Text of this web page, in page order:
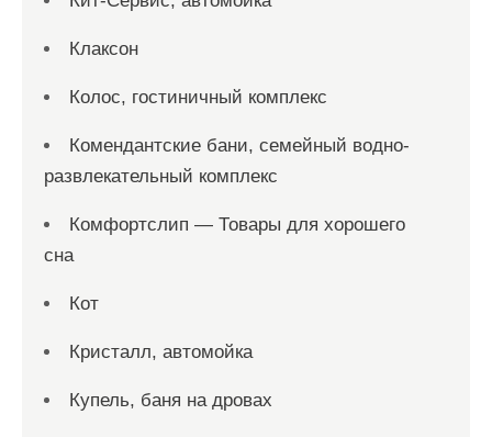
Клаксон
Колос, гостиничный комплекс
Комендантские бани, семейный водно-
развлекательный комплекс
Комфортслип — Товары для хорошего
сна
Кот
Кристалл, автомойка
Купель, баня на дровах